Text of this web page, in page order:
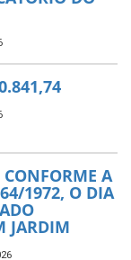
A
1972, O DIA
JARDIM